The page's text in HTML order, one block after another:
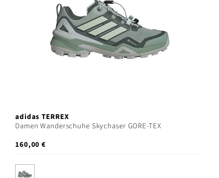
adidas TERREX
Damen Wanderschuhe Skychaser GORE-TEX
160,00 €